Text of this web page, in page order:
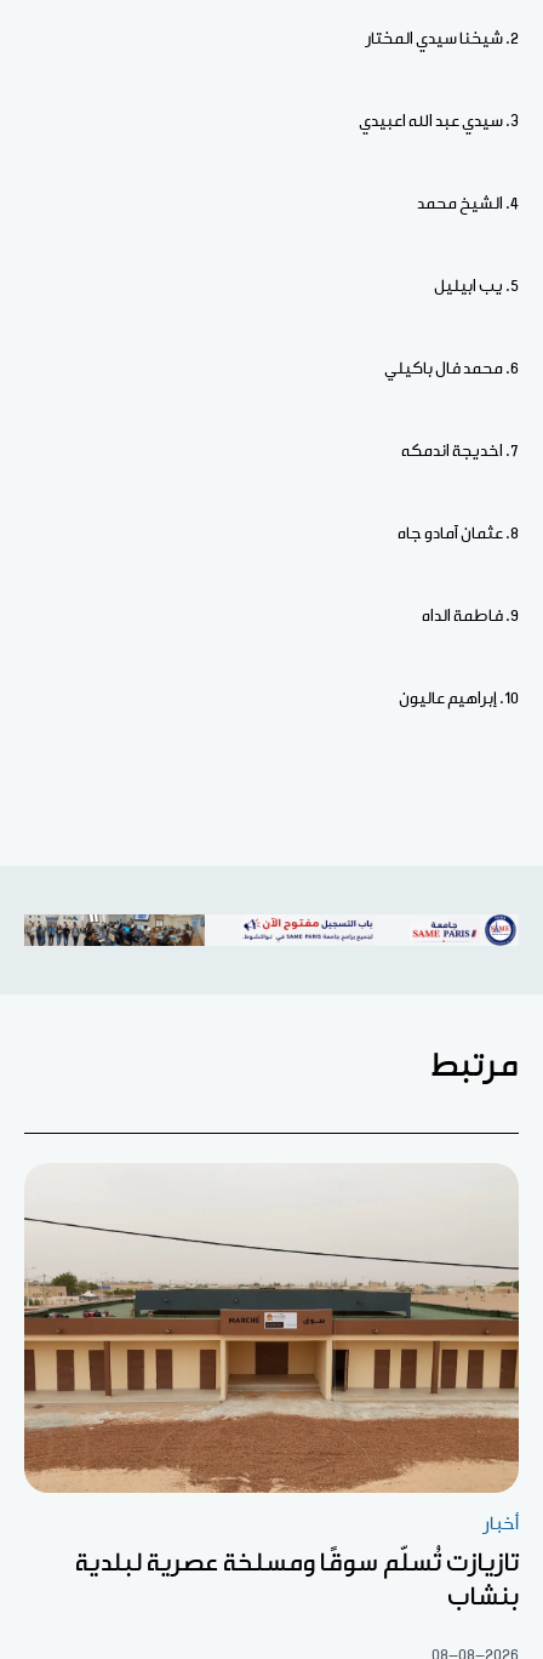
2. ⁠شيخنا سيدي المختار
3. ⁠سيدي عبد الله اعبيدي
4. ⁠الشيخ محمد
5. ⁠يب ابيليل
6. ⁠محمد فال باكيلي
7. ⁠اخديجة اندمكه
8. ⁠عثمان آمادو جاه
9. ⁠فاطمة الداه
10. ⁠إبراهيم عاليون
مرتبط
أخبار
تازيازت تُسلّم سوقًا ومسلخة عصرية لبلدية
بنشاب
08-08-2026